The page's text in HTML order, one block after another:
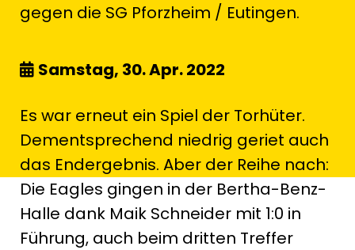
gegen die SG Pforzheim / Eutingen.
Samstag, 30. Apr. 2022
Es war erneut ein Spiel der Torhüter.
Dementsprechend niedrig geriet auch
das Endergebnis. Aber der Reihe nach:
Die Eagles gingen in der Bertha-Benz-
Halle dank Maik Schneider mit 1:0 in
Führung, auch beim dritten Treffer